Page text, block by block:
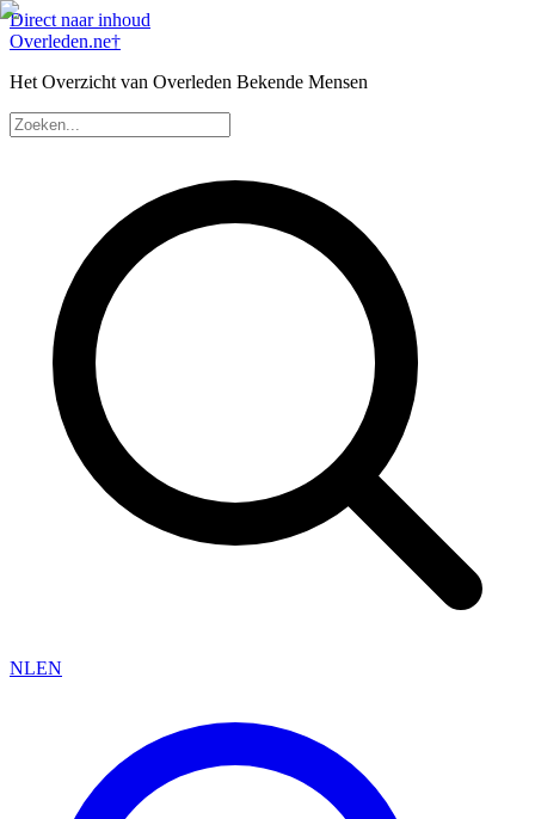
Direct naar inhoud
Overleden.ne†
Het Overzicht van Overleden Bekende Mensen
NLEN